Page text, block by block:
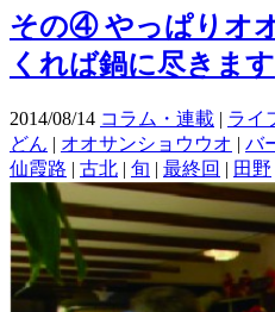
その④ やっぱりオ
くれば鍋に尽きます
2014/08/14 コラム・連載 | ライ
どん | オオサンショウウオ | バ
仙霞路 | 古北 | 旬 | 最終回 | 田野